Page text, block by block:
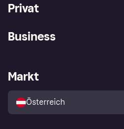
Privat
Shops entdecken
Business
Händlerportal
Markt
Österreich